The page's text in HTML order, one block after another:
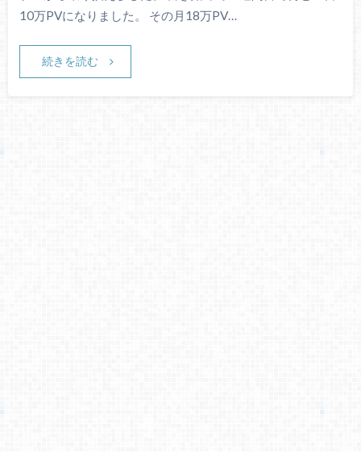
10万PVになりました。 その月18万PV…
続きを読む